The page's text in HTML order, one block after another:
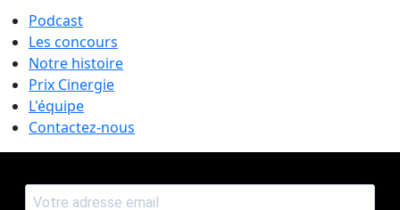
Podcast
Les concours
Notre histoire
Prix Cinergie
L'équipe
Contactez-nous